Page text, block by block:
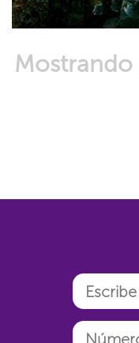
Mostrando